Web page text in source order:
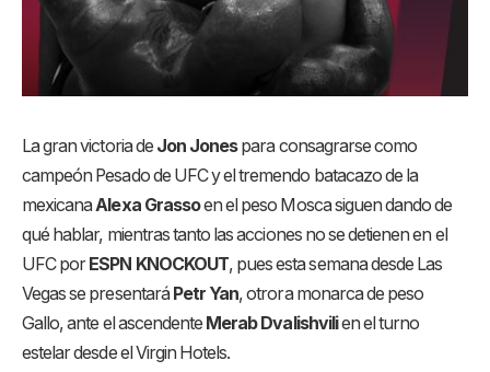
La gran victoria de Jon Jonespara consagrarse como
campeón Pesado de UFC y el tremendo batacazo de la
mexicana Alexa Grassoen el peso Mosca siguen dando de
qué hablar, mientras tanto las acciones no se detienen en el
UFC porESPN KNOCKOUT, pues esta semana desde Las
Vegas se presentará Petr Yan, otrora monarca de peso
Gallo, ante el ascendente Merab Dvalishvilien el turno
estelar desde el Virgin Hotels.